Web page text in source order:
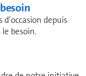
depuis
besoin.